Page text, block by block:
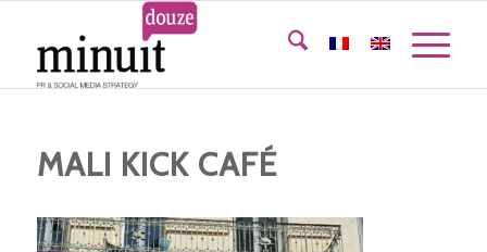
MALI KICK CAFÉ